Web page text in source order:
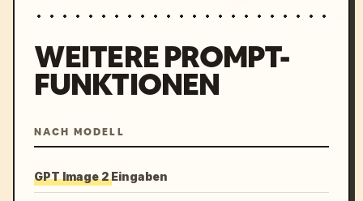
WEITERE PROMPT-
FUNKTIONEN
NACH MODELL
GPT Image 2 Eingaben